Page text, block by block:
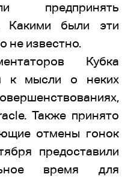
предпринять
Какими были эти
не известно.
Кубка
к мысли о неких
Также принято
отмены гонок
предоставили
время для